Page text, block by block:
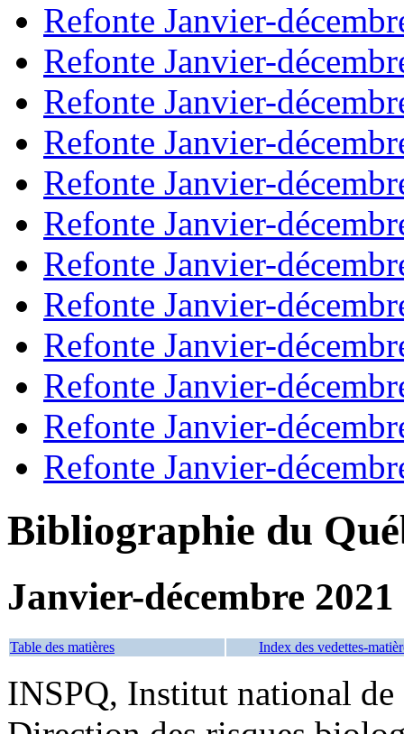
Refonte Janvier-
Refonte Janvier-
Refonte Janvier-
Refonte Janvier-
Refonte Janvier-
Refonte Janvier-
Refonte Janvier-
Refonte Janvier-
Refonte Janvier-
Refonte Janvier-
Refonte Janvier-
Refonte Janvier-
Bibliographie du
Janvier-décembre 2021
Table des matières Index des vedettes-
INSPQ, Institut national de